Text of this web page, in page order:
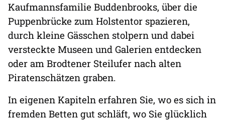
Kaufmannsfamilie Buddenbrooks, über die
Puppenbrücke zum Holstentor spazieren,
durch kleine Gässchen stolpern und dabei
versteckte Museen und Galerien entdecken
oder am Brodtener Steilufer nach alten
Piratenschätzen graben.
In eigenen Kapiteln erfahren Sie, wo es sich in
fremden Betten gut schläft, wo Sie glücklich